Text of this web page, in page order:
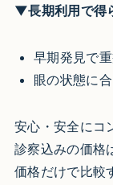
▼長期利用で得
早期発見で
眼の状態に
安心・安全にコ
診察込みの価格
価格だけで比較